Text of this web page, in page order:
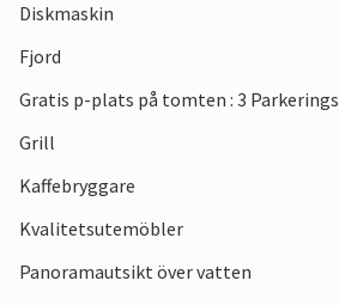
Diskmaskin
Fjord
Gratis p-plats på tomten : 3
Grill
Kaffebryggare
Kvalitetsutemöbler
Panoramautsikt över vatten